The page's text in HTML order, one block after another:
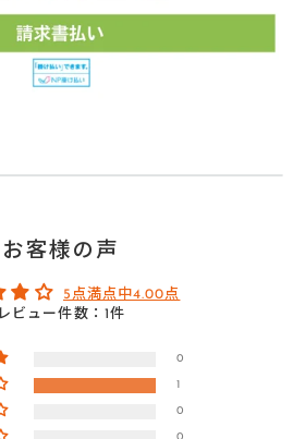
お客様の声
5点満点中4.00点
レビュー件数：1件
0
1
0